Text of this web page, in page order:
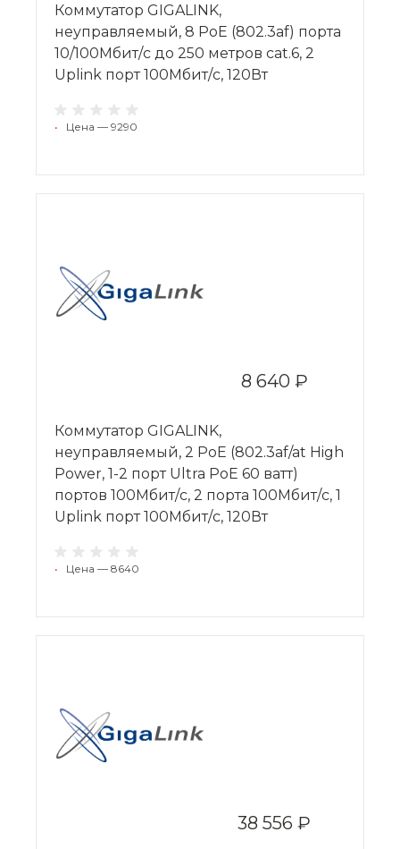
Коммутатор GIGALINK,
неуправляемый, 8 PoE (802.3af) порта
10/100Мбит/с до 250 метров cat.6, 2
Uplink порт 100Мбит/с, 120Вт
• Цена — 9290
8 640 ₽
Коммутатор GIGALINK,
неуправляемый, 2 PoE (802.3af/at High
Power, 1-2 порт Ultra PoE 60 ватт)
портов 100Мбит/с, 2 порта 100Мбит/с, 1
Uplink порт 100Мбит/с, 120Вт
• Цена — 8640
38 556 ₽